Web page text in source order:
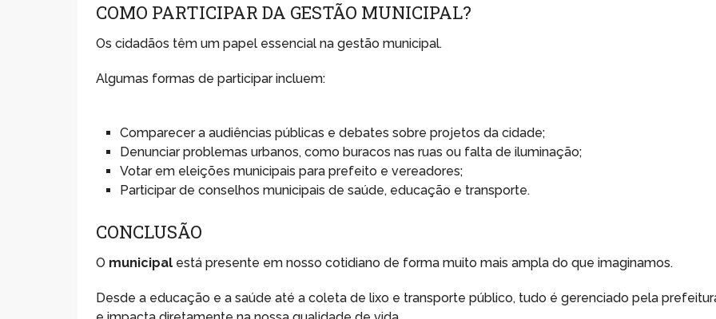
COMO PARTICIPAR DA GESTÃO MUNICIPAL?
Os cidadãos têm um papel essencial na gestão municipal.
Algumas formas de participar incluem:
Comparecer a audiências públicas e debates sobre projetos da cidade;
Denunciar problemas urbanos, como buracos nas ruas ou falta de iluminação;
Votar em eleições municipais para prefeito e vereadores;
Participar de conselhos municipais de saúde, educação e transporte.
CONCLUSÃO
O municipal está presente em nosso cotidiano de forma muito mais ampla do que imaginamos.
Desde a educação e a saúde até a coleta de lixo e transporte público, tudo é gerenciado pela